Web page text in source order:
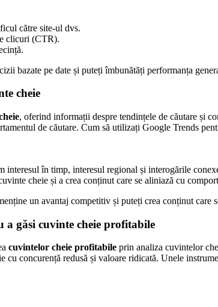
către site-ul dvs.
clicuri (CTR).
bazate pe date și puteți îmbunătăți performanța
cheie
, oferind informații despre tendințele de căutare și
de căutare. Cum să utilizați Google Trends
interesul în timp, interesul regional și interogările
cheie și a crea conținut care se aliniază cu
un avantaj competitiv și puteți crea conținut care
a găsi cuvinte cheie profitabile
cuvintelor cheie profitabile prin analiza cuvintelor
concurență redusă și valoare ridicată. Unele